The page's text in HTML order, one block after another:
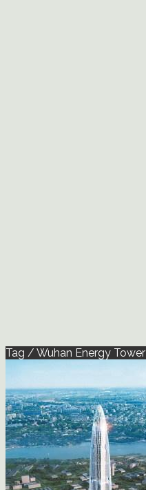
Tag / Wuhan Energy Tower